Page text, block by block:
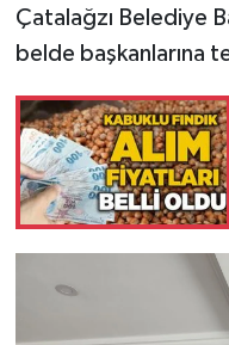
Çatalağzı Belediye
belde başkanlarına
Resmi İlan
Sağlık
SİYASET